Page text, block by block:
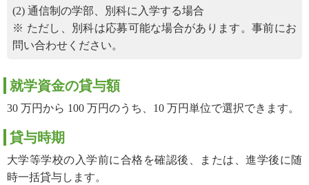
(2) 通信制の学部、別科に入学する場合
※ ただし、別科は応募可能な場合があります。事前にお
問い合わせください。
就学資金の貸与額
30 万円から 100 万円のうち、10 万円単位で選択できます。
貸与時期
大学等学校の入学前に合格を確認後、または、進学後に随
時一括貸与します。